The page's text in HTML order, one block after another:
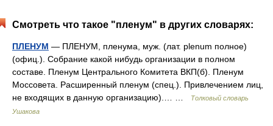
Смотреть что такое "пленум" в других словарях:
ПЛЕНУМ — ПЛЕНУМ, пленума, муж. (лат. plenum полное)
(офиц.). Собрание какой нибудь организации в полном
составе. Пленум Центрального Комитета ВКП(б). Пленум
Моссовета. Расширенный пленум (спец.). Привлечением лиц,
не входящих в данную организацию).… …
Толковый словарь
Ушакова